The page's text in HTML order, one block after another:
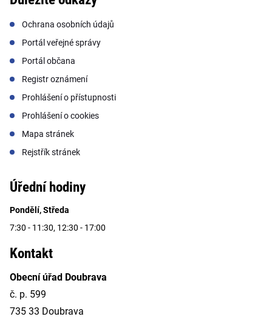
Ochrana osobních údajů
Portál veřejné správy
Portál občana
Registr oznámení
Prohlášení o přístupnosti
Prohlášení o cookies
Mapa stránek
Rejstřík stránek
Úřední hodiny
Pondělí, Středa
7:30 - 11:30, 12:30 - 17:00
Kontakt
Obecní úřad Doubrava
č. p. 599
735 33 Doubrava